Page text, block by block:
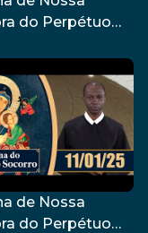
do Perpétuo
de Nossa
do Perpétuo